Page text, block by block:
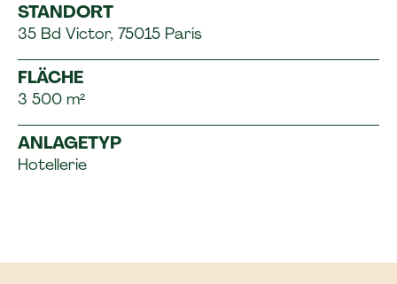
STANDORT
35 Bd Victor, 75015 Paris
FLÄCHE
3 500 m²
ANLAGETYP
Hotellerie